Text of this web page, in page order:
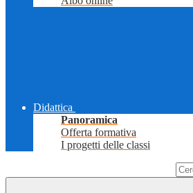
Didattica
Panoramica
Offerta formativa
I progetti delle classi